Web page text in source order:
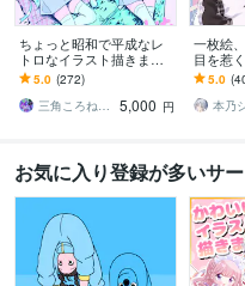
ちょっと昭和で平成なレ
トロなイラスト描きます
昭和・平成レトロ☆ネオ
ン☆パステル
5.0 (272)
三角ころねる☆プロフ必読願います
5,000 円
一枚絵
目を惹
す 歌っ
け、記
など対
5.0
本乃
お気に入り登録が多いサ